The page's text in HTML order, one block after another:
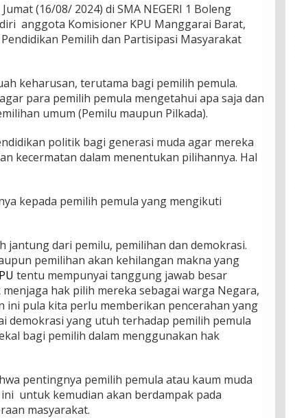
(16/08/ 2024) di SMA NEGERI 1 Boleng
anggota Komisioner KPU Manggarai Barat,
Pemilih dan Partisipasi Masyarakat
keharusan, terutama bagi pemilih pemula.
para pemilih pemula mengetahui apa saja dan
umum (Pemilu maupun Pilkada).
politik bagi generasi muda agar mereka
kecermatan dalam menentukan pilihannya. Hal
kepada pemilih pemula yang mengikuti
jantung dari pemilu, pemilihan dan demokrasi.
pemilihan akan kehilangan makna yang
tentu mempunyai tanggung jawab besar
hak pilih mereka sebagai warga Negara,
ini pula kita perlu memberikan pencerahan yang
demokrasi yang utuh terhadap pemilih pemula
bagi pemilih dalam menggunakan hak
pentingnya pemilih pemula atau kaum muda
untuk kemudian akan berdampak pada
masyarakat.